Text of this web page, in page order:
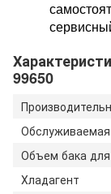
99650
Объем бака
Хладагент